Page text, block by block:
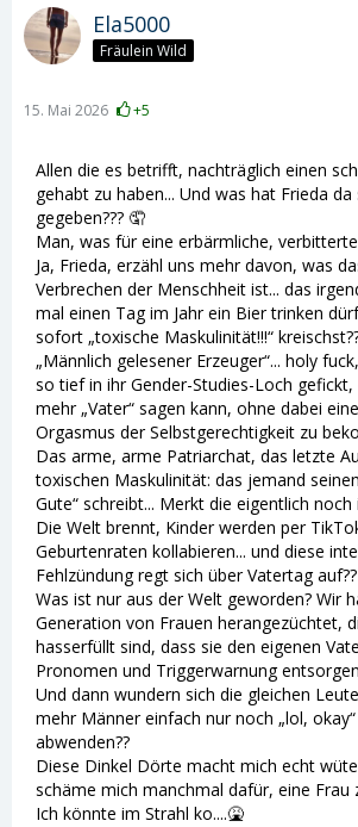
Ela5000
Fräulein Wild
15. Mai 2026 +5
Allen die es betrifft, nachträglich einen
gehabt zu haben... Und was hat Frieda
gegeben??? 🤦
Man, was für eine erbärmliche,
Ja, Frieda, erzähl uns mehr davon, was
Verbrechen der Menschheit ist... das
mal einen Tag im Jahr ein Bier trinken
sofort „toxische Maskulinität!!!“
„Männlich gelesener Erzeuger“... holy
so tief in ihr Gender-Studies-Loch
mehr „Vater“ sagen kann, ohne dabei
Orgasmus der Selbstgerechtigkeit zu
Das arme, arme Patriarchat, das letzte
toxischen Maskulinität: das jemand
Gute“ schreibt... Merkt die eigentlich noch
Die Welt brennt, Kinder werden per
Geburtenraten kollabieren... und diese
Fehlzündung regt sich über Vatertag auf??
Was ist nur aus der Welt geworden? Wir
Generation von Frauen herangezüchtet,
hasserfüllt sind, dass sie den eigenen
Pronomen und Triggerwarnung
Und dann wundern sich die gleichen
mehr Männer einfach nur noch „lol,
abwenden??
Diese Dinkel Dörte macht mich echt
schäme mich manchmal dafür, eine Frau
Ich könnte im Strahl ko....🤮